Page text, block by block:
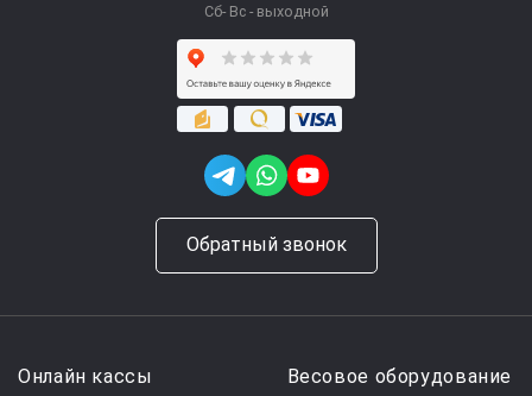
Сб- Вс - выходной
Обратный звонок
Онлайн кассы Весовое оборудование